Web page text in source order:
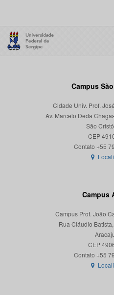
Campus
Cidade Univ. Prof.
Av. Marcelo Deda
São
CEP
Campus
Campus Prof. João
Rua Cláudio
CEP